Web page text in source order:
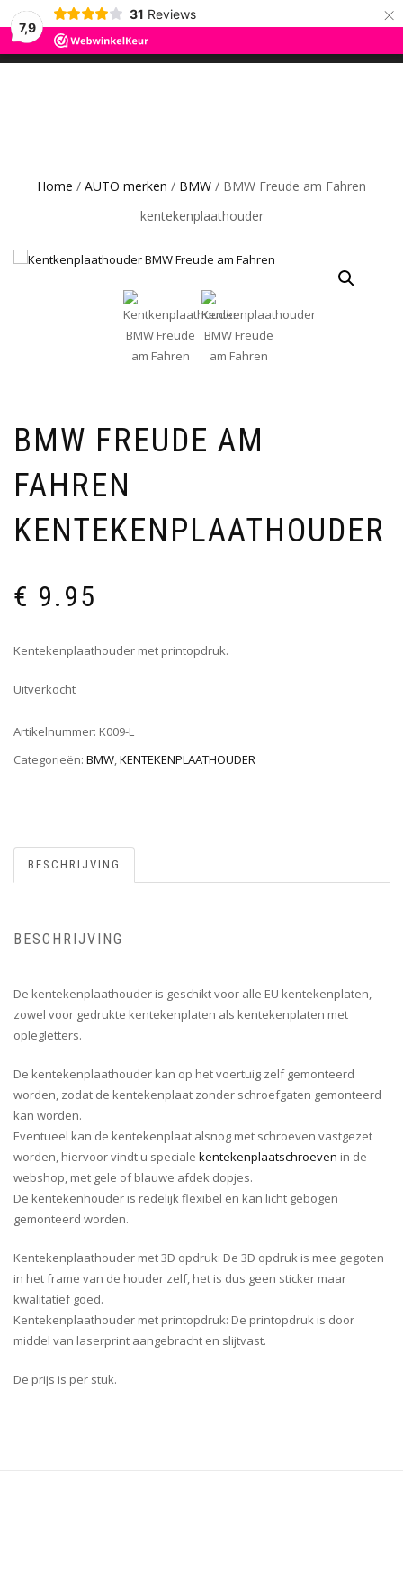
7,9
31 Reviews ×
ROS TRADING
CAR GADGETS AND WANNAHAVES
MENU
Home / AUTO merken / BMW / BMW Freude am Fahren
kentekenplaathouder
BMW FREUDE AM
FAHREN
KENTEKENPLAATHOUDER
€ 9.95
Kentekenplaathouder met printopdruk.
Uitverkocht
Artikelnummer: K009-L
Categorieën: BMW,KENTEKENPLAATHOUDER
BESCHRIJVING
BESCHRIJVING
De kentekenplaathouder is geschikt voor alle EU kentekenplaten,
zowel voor gedrukte kentekenplaten als kentekenplaten met
oplegletters.
De kentekenplaathouder kan op het voertuig zelf gemonteerd
worden, zodat de kentekenplaat zonder schroefgaten gemonteerd
kan worden.
Eventueel kan de kentekenplaat alsnog met schroeven vastgezet
worden, hiervoor vindt u speciale kentekenplaatschroeven in de
webshop, met gele of blauwe afdek dopjes.
De kentekenhouder is redelijk flexibel en kan licht gebogen
gemonteerd worden.
Kentekenplaathouder met 3D opdruk: De 3D opdruk is mee gegoten
in het frame van de houder zelf, het is dus geen sticker maar
kwalitatief goed.
Kentekenplaathouder met printopdruk: De printopdruk is door
middel van laserprint aangebracht en slijtvast.
De prijs is per stuk.